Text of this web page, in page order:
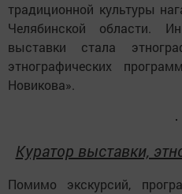
традиционной культуры
Челябинской области.
выставки стала
этнографических
Новикова».
Куратор выставки,
Помимо экскурсий,